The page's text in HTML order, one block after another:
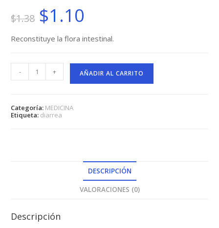
$1.38
El
precio
original
$1.38.
$1.10
$1.10.
Reconstituye la flora intestinal.
DEOFLORA
BILLONES
cantidad
- + AÑADIR AL CARRITO
Categoría: MEDICINA
Etiqueta: diarrea
DESCRIPCIÓN
VALORACIONES (0)
Descripción